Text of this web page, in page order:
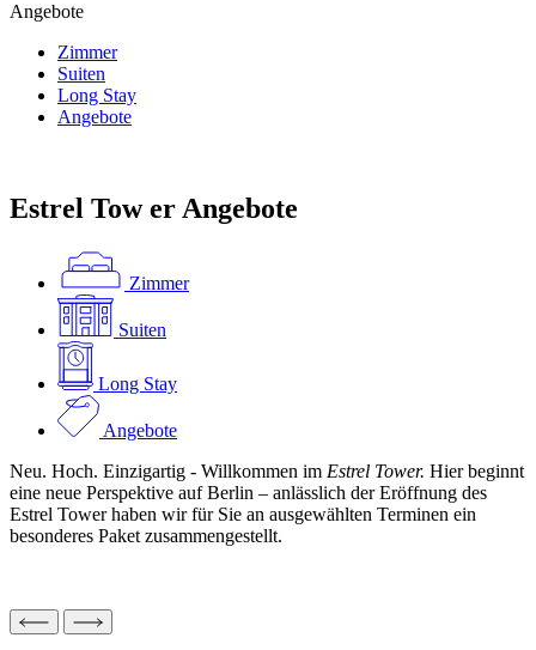
Angebote
Zimmer
Suiten
Long Stay
Angebote
Estrel Tow er Angebote
Zimmer
Suiten
Long Stay
Angebote
Neu. Hoch. Einzigartig - Willkommen im Estrel Tower. Hier beginnt
eine neue Perspektive auf Berlin – anlässlich der Eröffnung des
Estrel Tower haben wir für Sie an ausgewählten Terminen ein
besonderes Paket zusammengestellt.